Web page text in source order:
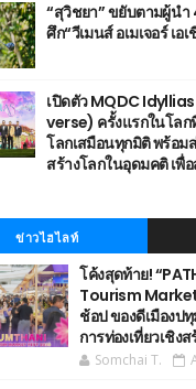
“สุวิชยา” ขยับตามผู้นำ
ศึก“วีเมนส์ อเมเจอร์ เ
เปิดตัว MQDC
verse) ครั้งแรกในโลก
โลกเสมือนทุกมิติ พร้อม
สร้างโลกในอุดมคติ เพื่
ข่าวไฮไลท์
โค้งสุดท้าย!
Tourism
ช้อป ของดีเมืองป
การท่องเที่ยวเชิง
Somchai T.